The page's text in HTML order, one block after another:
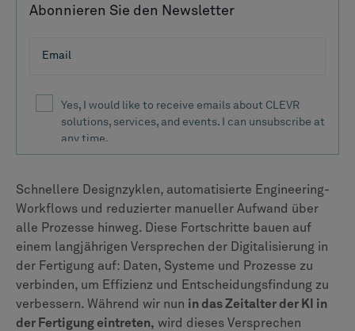
Abonnieren Sie den Newsletter
Schnellere Designzyklen, automatisierte Engineering-
Workflows und reduzierter manueller Aufwand über
alle Prozesse hinweg. Diese Fortschritte bauen auf
einem langjährigen Versprechen der Digitalisierung in
der Fertigung auf: Daten, Systeme und Prozesse zu
verbinden, um Effizienz und Entscheidungsfindung zu
verbessern. Während wir nun in das Zeitalter der KI in
der Fertigung eintreten, wird dieses Versprechen